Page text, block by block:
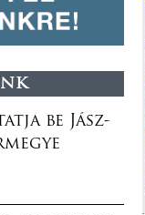
be Jász-